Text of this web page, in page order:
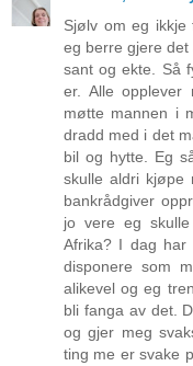
Sjølv om eg
eg berre gjere det
sant og ekte. Så
er. Alle
møtte mannen i
dradd med i det
bil og hytte. Eg
skulle aldri kjøpe
bankrådgiver
jo vere eg
Afrika? I dag
disponere som
alikevel og eg
bli fanga av det.
og gjer meg
ting me er svake